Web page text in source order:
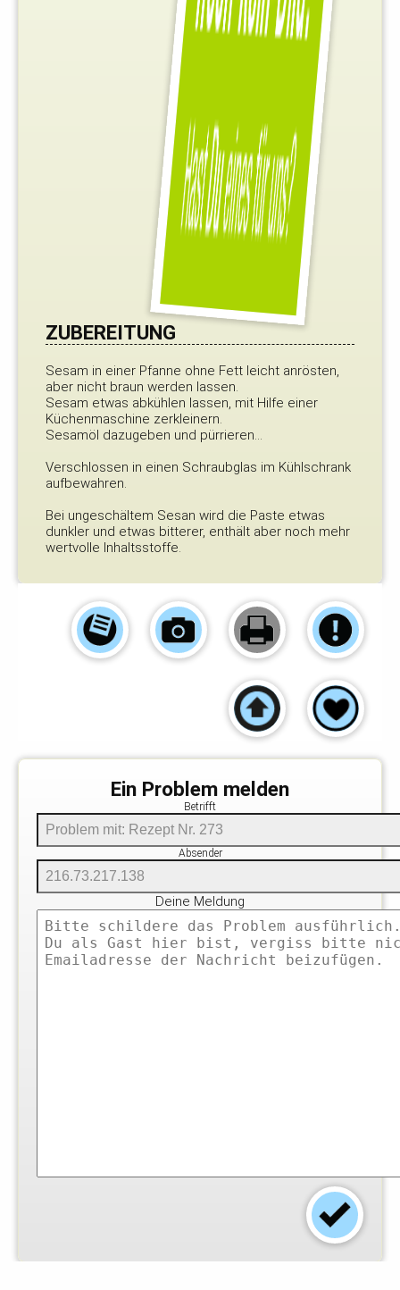
ZUBEREITUNG
Sesam in einer Pfanne ohne Fett leicht anrösten,
aber nicht braun werden lassen.
Sesam etwas abkühlen lassen, mit Hilfe einer
Küchenmaschine zerkleinern.
Sesamöl dazugeben und pürrieren...
Verschlossen in einen Schraubglas im Kühlschrank
aufbewahren.
Bei ungeschältem Sesan wird die Paste etwas
dunkler und etwas bitterer, enthält aber noch mehr
wertvolle Inhaltsstoffe.
Ein Problem melden
Betrifft
Absender
Deine Meldung